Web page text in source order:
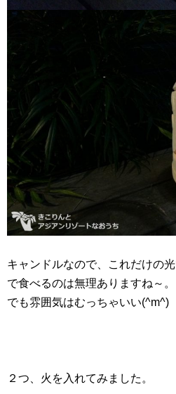
キャンドルなので、これだけの
で食べるのは無理ありますね～。
でも雰囲気はむっちゃいい(^m^)
２つ、火を入れてみました。